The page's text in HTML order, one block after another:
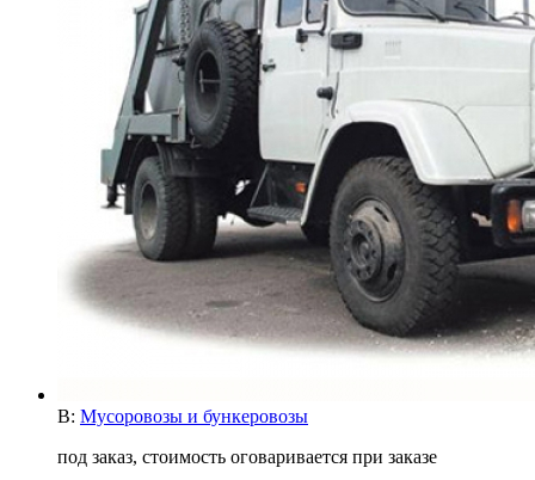
В: Мусоровозы и бункеровозы
под заказ, стоимость оговаривается при заказе